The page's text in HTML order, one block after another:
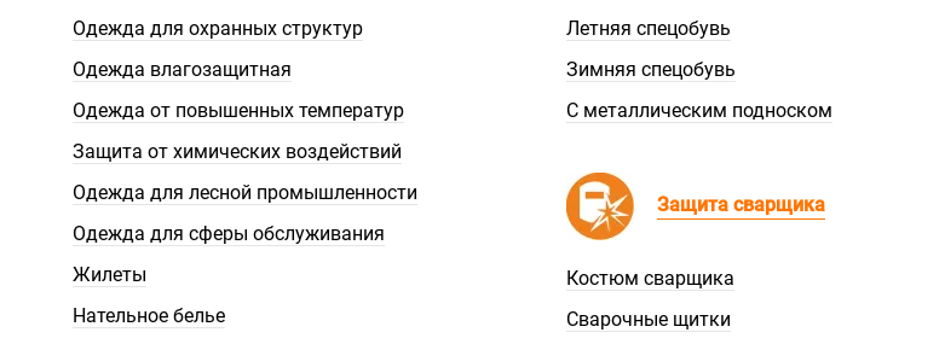
Одежда для охранных структур
Одежда влагозащитная
Одежда от повышенных температур
Защита от химических воздействий
Одежда для лесной промышленности
Одежда для сферы обслуживания
Жилеты
Нательное белье
Летняя спецобувь
Зимняя спецобувь
С металлическим подноском
Защита сварщика
Костюм сварщика
Сварочные щитки